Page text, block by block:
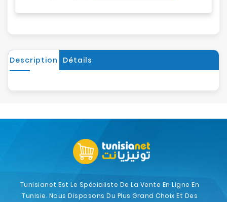
Description Détails
Tunisianet Est Le Spécialiste De La Vente En Ligne En
Tunisie. Nous Disposons Du Plus Grand Choix Et Des